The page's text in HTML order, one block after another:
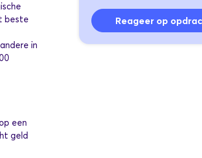
Reageer op
beste
in
een
geld